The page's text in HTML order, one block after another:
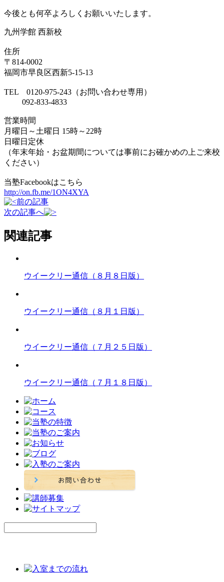
今後とも何卒よろしくお願いいたします。
九州学館 西新校
住所
〒814-0002
福岡市早良区西新5-15-13
TEL 0120-975-243（お問い合わせ専用）
092-833-4833
営業時間
月曜日～土曜日 15時～22時
日曜日定休
（年末年始・お盆期間については事前にお確かめの上ご来校
ください）
当塾Facebookはこちら
http://on.fb.me/1ON4XYA
前の記事
次の記事へ
関連記事
ウイークリー通信（８月８日版）
ウイークリー通信（８月１日版）
ウイークリー通信（７月２５日版）
ウイークリー通信（７月１８日版）